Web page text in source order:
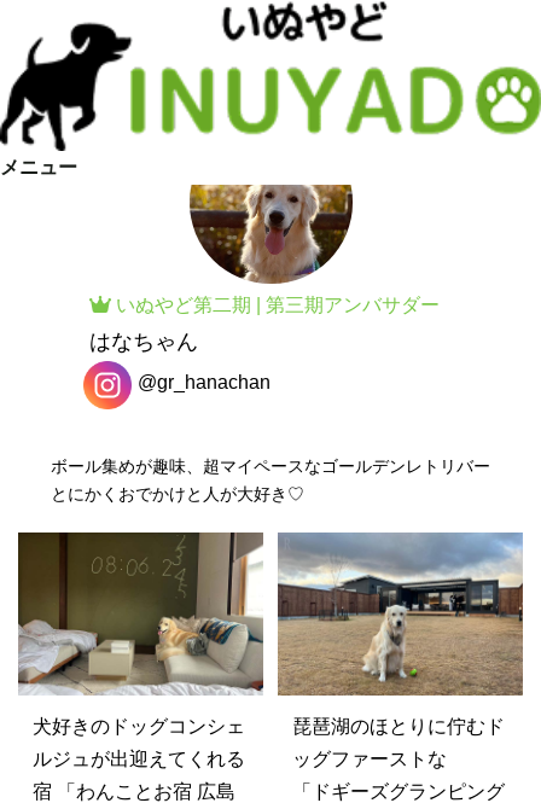
メニュー
いぬやど第二期 第三期アンバサダー
はなちゃん
@gr_hanachan
ボール集めが趣味、超マイペースなゴールデンレトリバー
とにかくおでかけと人が大好き♡
犬好きのドッグコンシェ
ルジュが出迎えてくれる
宿 「わんことお宿 広島
琵琶湖のほとりに佇むド
ッグファーストな
「ドギーズグランピング